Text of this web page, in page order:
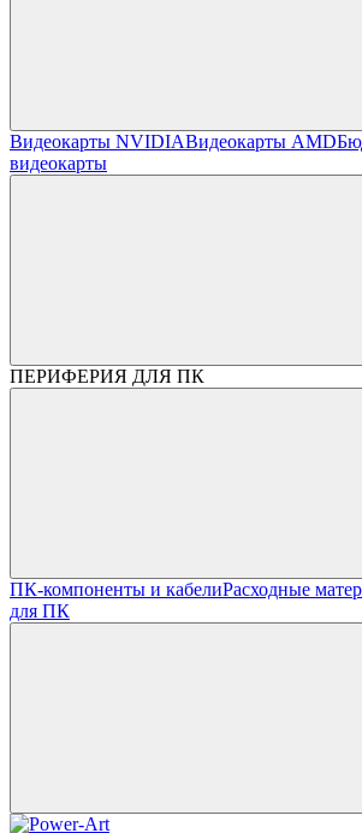
Видеокарты NVIDIAВидеокарты AMD
видеокарты
ПЕРИФЕРИЯ ДЛЯ ПК
ПК-компоненты и кабелиРасходные
для ПК